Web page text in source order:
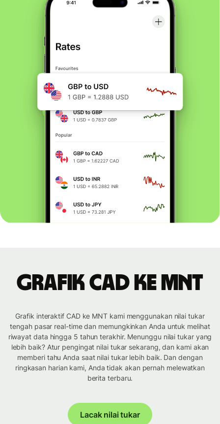
Grafik CAD ke MNT
Grafik interaktif CAD ke MNT kami menggunakan nilai tukar
tengah pasar real-time dan memungkinkan Anda untuk melihat
riwayat data hingga 5 tahun terakhir. Menunggu nilai tukar yang
lebih baik? Atur pengingat nilai tukar sekarang, dan kami akan
memberi tahu Anda saat nilai tukar lebih baik. Dan dengan
ringkasan harian kami, Anda tidak akan pernah melewatkan
berita terbaru.
Lacak nilai tukar